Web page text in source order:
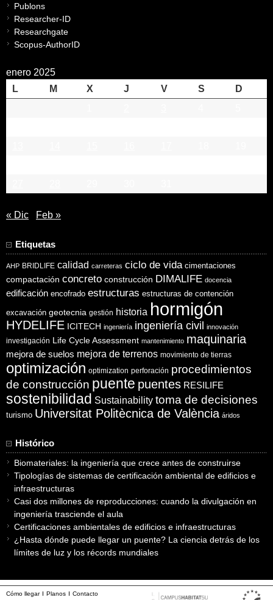
Publons
Researcher-ID
Researchgate
Scopus-AuthorID
enero 2025
L
M X J V S
D
« Dic Feb »
Etiquetas
AHP BRIDLIFE calidad carreteras ciclo de vida cimentaciones
compactación concreto construcción DIMALIFE docencia
edificación encofrado estructuras estructuras de contención
excavación geotecnia gestión historia hormigón
HYDELIFE ICITECH ingeniería ingeniería civil innovación
investigación Life Cycle Assessment mantenimiento maquinaria
mejora de suelos mejora de terrenos movimiento de tierras
optimización optimization perforación procedimientos
de construcción puente puentes RESILIFE
sostenibilidad Sustainability toma de decisiones
turismo Universitat Politècnica de València áridos
Histórico
Biomateriales: la ingeniería que crece antes de construirse
Tipologías de sistemas de certificación ambiental de edificios e
infraestructuras
Casi dos millones de reproducciones: cuando la divulgación en
ingeniería trasciende el aula
Certificaciones ambientales de edificios e infraestructuras
¿Hasta dónde puede llegar un puente? La ciencia detrás de los
límites de luz y los récords mundiales
Cómo llegar Planos
Contacto